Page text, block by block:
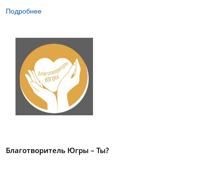
Подробнее
Благотворитель Югры – Ты?